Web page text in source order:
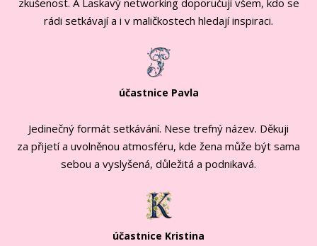
zkušenost. A Laskavý networking doporučuji všem, kdo se
rádi setkávají a i v maličkostech hledají inspiraci.
účastnice Pavla
Jedinečný formát setkávání. Nese trefný název. Děkuji
za přijetí a uvolněnou atmosféru, kde žena může být sama
sebou a vyslyšená, důležitá a podnikavá.
účastnice Kristina